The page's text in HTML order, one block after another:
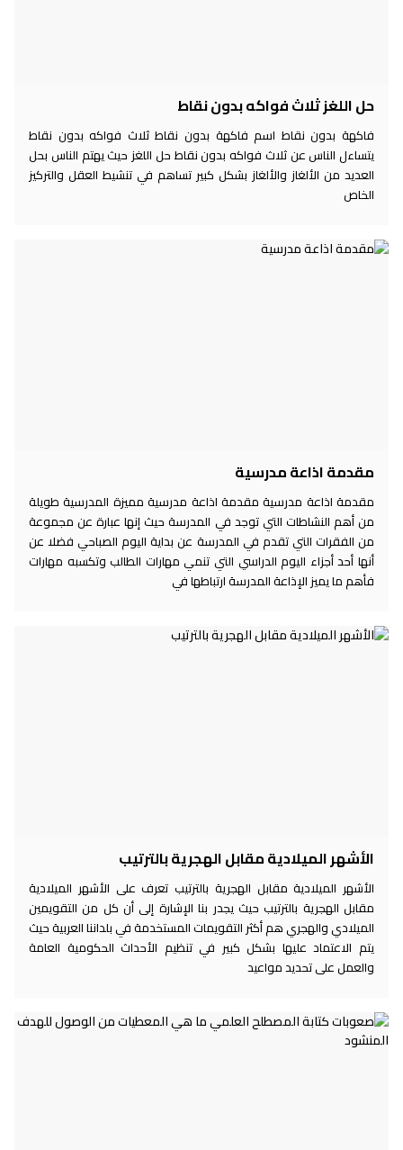
حل اللغز ثلاث فواكه بدون نقاط
فاكهة بدون نقاط اسم فاكهة بدون نقاط ثلاث فواكه بدون نقاط
يتساءل الناس عن ثلاث فواكه بدون نقاط حل اللغز حيث يهتم الناس بحل
العديد من الألغاز والألغاز بشكل كبير تساهم في تنشيط العقل والتركيز
الخاص
مقدمة اذاعة مدرسية
مقدمة اذاعة مدرسية مقدمة اذاعة مدرسية مميزة المدرسية طويلة
من أهم النشاطات التي توجد في المدرسة حيث إنها عبارة عن مجموعة
من الفقرات التي تقدم في المدرسة عن بداية اليوم الصباحي فضلا عن
أنها أحد أجزاء اليوم الدراسي التي تنمي مهارات الطالب وتكسبه مهارات
فأهم ما يميز الإذاعة المدرسة ارتباطها في
الأشهر الميلادية مقابل الهجرية بالترتيب
الأشهر الميلادية مقابل الهجرية بالترتيب تعرف على الأشهر الميلادية
مقابل الهجرية بالترتيب حيث يجدر بنا الإشارة إلى أن كل من التقويمين
الميلادي والهجري هم أكثر التقويمات المستخدمة في بلداننا العربية حيث
يتم الاعتماد عليها بشكل كبير في تنظيم الأحداث الحكومية العامة
والعمل على تحديد مواعيد